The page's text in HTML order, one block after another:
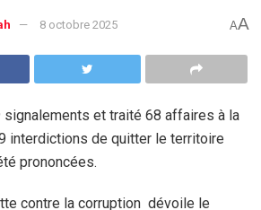
8 octobre 2025 AA
signalements et traité 68 affaires à la
interdictions de quitter le territoire
prononcées.
contre la corruption dévoile le